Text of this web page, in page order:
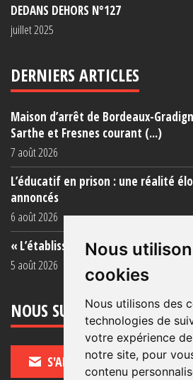
Nous
cookies
Nous utilisons des
technologies de
votre expérience
notre site, pour
contenu
DEDANS DEHORS N°127
juillet 2025
DERNIERS ARTICLES
Maison d’arrêt de Bordeaux-
Sarthe et Fresnes courant (...)
7 août 2026
L’éducatif en prison : une réalité
annoncés
6 août 2026
« L’établissement est une
5 août 2026
NOUS SUIVRE
S'ABONNER